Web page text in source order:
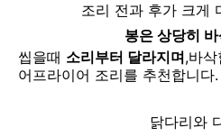
조리 전과 후가 크게
봉은 상당히
씹을때 소리부터 달라지며,바
어프라이어 조리를 추천합니다.
닭다리와